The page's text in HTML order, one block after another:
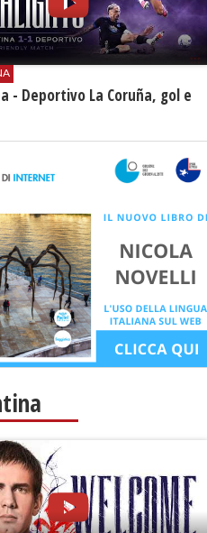
- Deportivo La Coruña, gol e